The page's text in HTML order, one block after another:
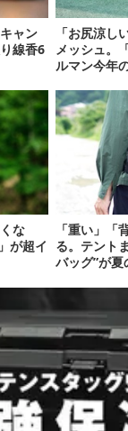
ャン
線香6
「お尻涼し
メッシュ。
ルマン今年
な
が超イ
「重い」「
る。テント
バッグ”が夏